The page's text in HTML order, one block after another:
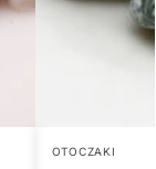
OTOCZAKI